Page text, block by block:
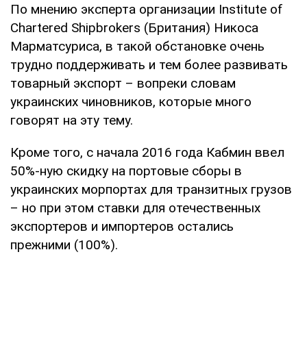
По мнению эксперта организации Institute of
Chartered Shipbrokers (Британия) Никоса
Марматсуриса, в такой обстановке очень
трудно поддерживать и тем более развивать
товарный экспорт – вопреки словам
украинских чиновников, которые много
говорят на эту тему.
Кроме того, с начала 2016 года Кабмин ввел
50%-ную скидку на портовые сборы в
украинских морпортах для транзитных грузов
– но при этом ставки для отечественных
экспортеров и импортеров остались
прежними (100%).